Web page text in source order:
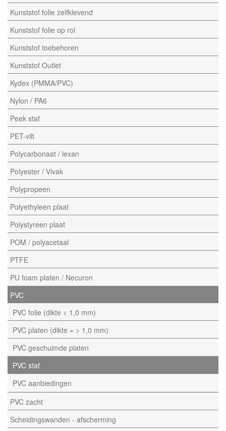
Kunststof folie zelfklevend
Kunststof folie op rol
Kunststof toebehoren
Kunststof Outlet
Kydex (PMMA/PVC)
Nylon / PA6
Peek staf
PET-vilt
Polycarbonaat / lexan
Polyester / Vivak
Polypropeen
Polyethyleen plaat
Polystyreen plaat
POM / polyacetaal
PTFE
PU foam platen / Necuron
PVC
PVC folie (dikte < 1,0 mm)
PVC platen (dikte = > 1,0 mm)
PVC geschuimde platen
PVC staf
PVC aanbiedingen
PVC zacht
Scheidingswanden - afscherming